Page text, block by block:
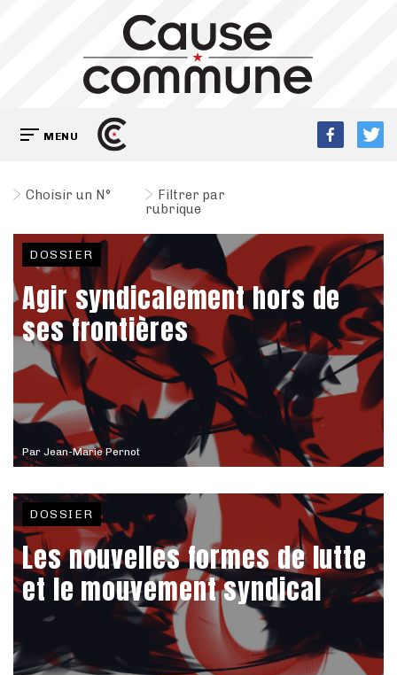
MENU
Choisir un N°
Filtrer par
rubrique
Par Jean-Marie Pernot
DOSSIER
Agir syndicalement hors de
ses frontières
DOSSIER
Les nouvelles formes de lutte
et le mouvement syndical